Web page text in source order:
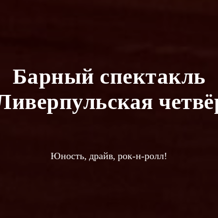
Барный спектакль
Юность, драйв, рок-н-ролл!